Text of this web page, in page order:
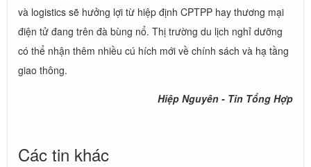
và logistics sẽ hưởng lợi từ hiệp định CPTPP hay thương mại
điện tử đang trên đà bùng nổ. Thị trường du lịch nghỉ dưỡng
có thể nhận thêm nhiều cú hích mới về chính sách và hạ tầng
giao thông.
Hiệp Nguyên - Tin Tổng Hợp
Các tin khác